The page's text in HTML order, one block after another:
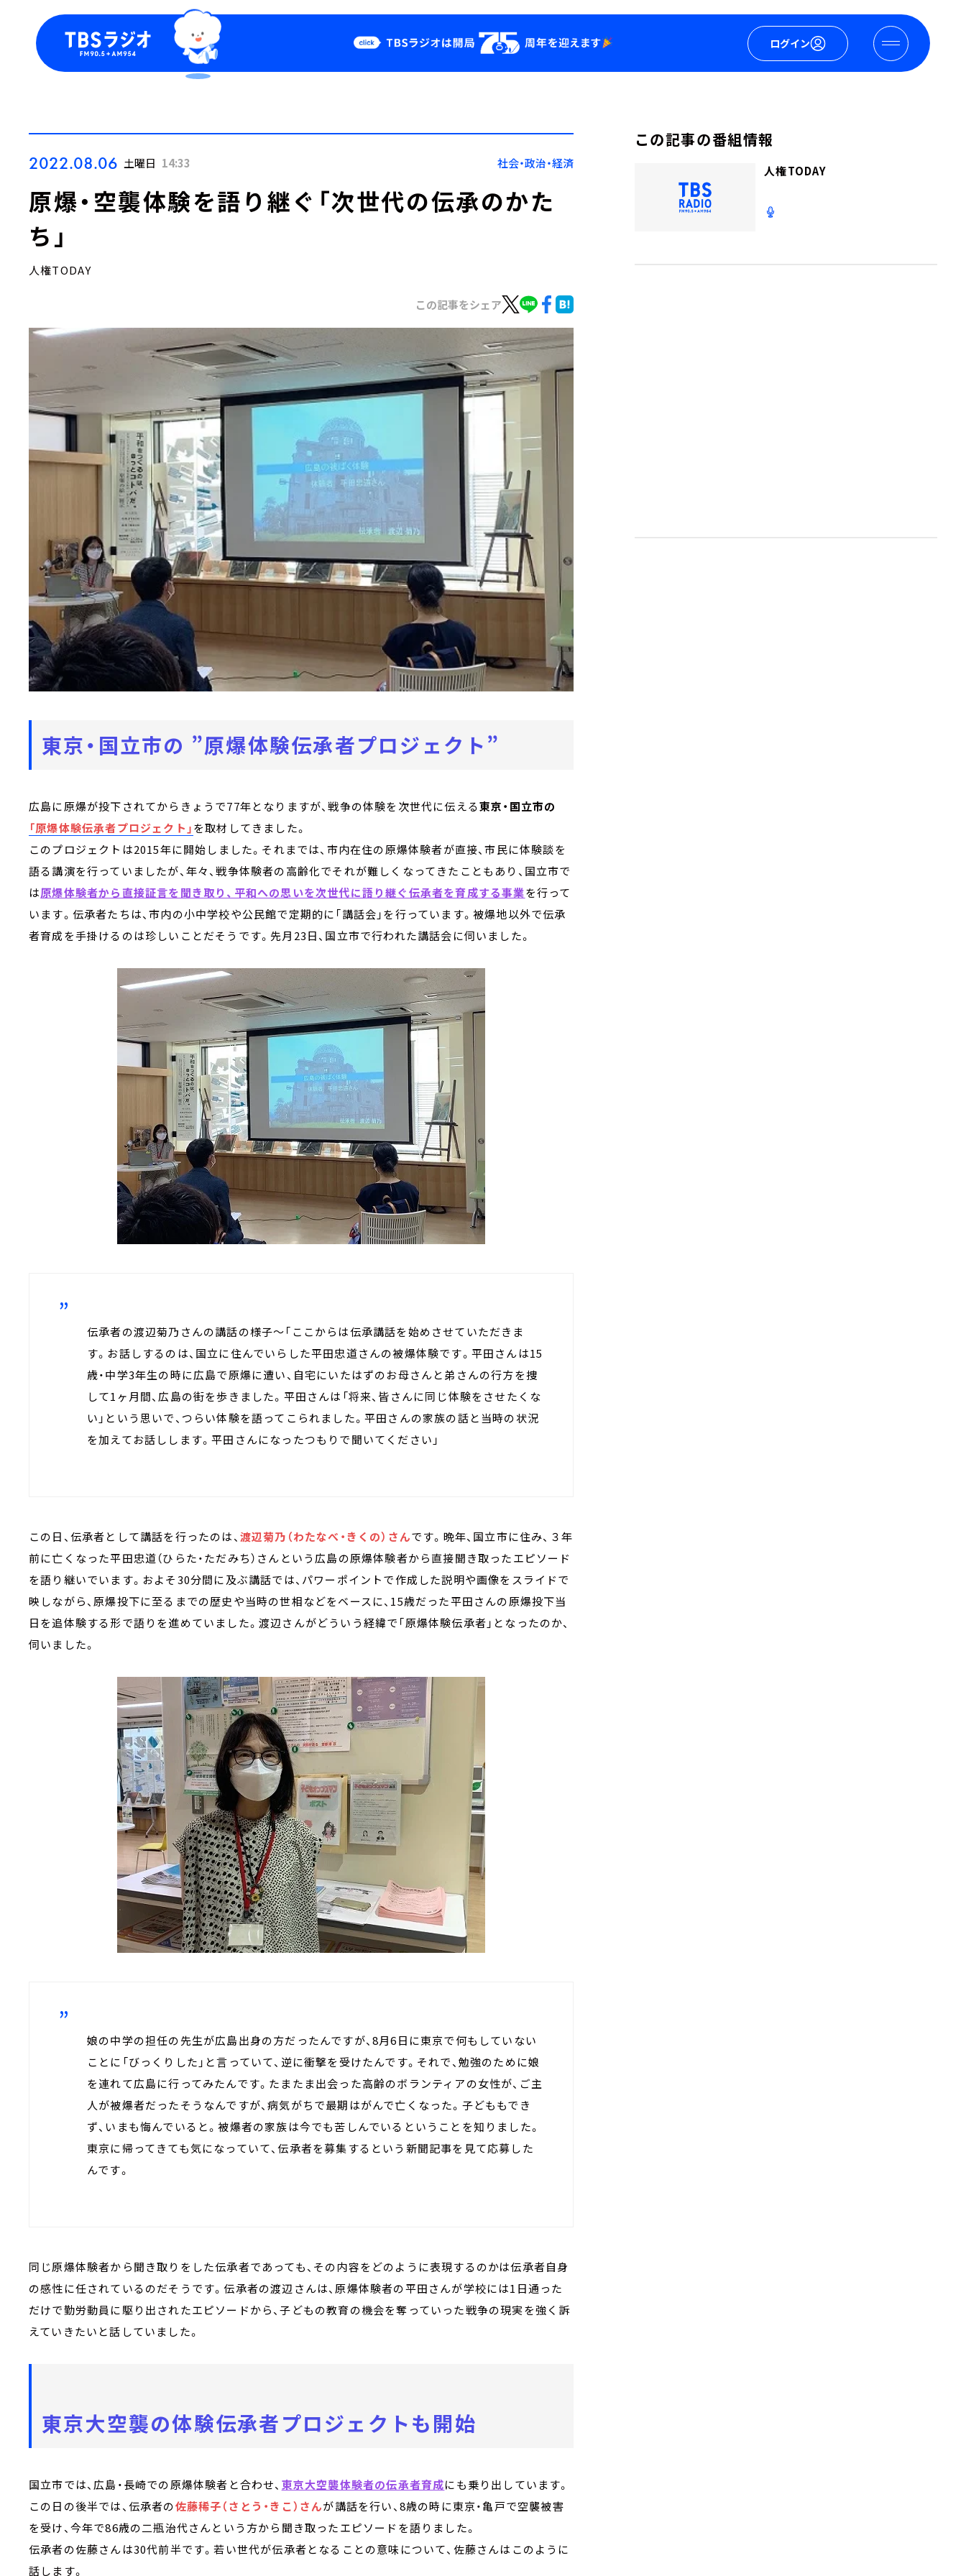
ログイン
Podcast
YouTube
会社情報
2022.08.06 土曜日 14:33 社会・政治・経済
原爆・空襲体験を語り継ぐ「次世代の伝承のかた
ち」
人権TODAY
この記事をシェア
東京・国立市の ”原爆体験伝承者プロジェクト”
広島に原爆が投下されてからきょうで77年となりますが、戦争の体験を次世代に伝える東京・国立市の
「原爆体験伝承者プロジェクト」を取材してきました。
このプロジェクトは2015年に開始しました。それまでは、市内在住の原爆体験者が直接、市民に体験談を
語る講演を行っていましたが、年々、戦争体験者の高齢化でそれが難しくなってきたこともあり、国立市で
は原爆体験者から直接証言を聞き取り、平和への思いを次世代に語り継ぐ伝承者を育成する事業を行って
います。伝承者たちは、市内の小中学校や公民館で定期的に「講話会」を行っています。被爆地以外で伝承
者育成を手掛けるのは珍しいことだそうです。先月23日、国立市で行われた講話会に伺いました。
伝承者の渡辺菊乃さんの講話の様子～「ここからは伝承講話を始めさせていただきま
す。お話しするのは、国立に住んでいらした平田忠道さんの被爆体験です。平田さんは15
歳・中学3年生の時に広島で原爆に遭い、自宅にいたはずのお母さんと弟さんの行方を捜
して1ヶ月間、広島の街を歩きました。平田さんは「将来、皆さんに同じ体験をさせたくな
い」という思いで、つらい体験を語ってこられました。平田さんの家族の話と当時の状況
を加えてお話しします。平田さんになったつもりで聞いてください」
この日、伝承者として講話を行ったのは、 渡辺菊乃（わたなべ・きくの）さんです。晩年、国立市に住み、３年
前に亡くなった平田忠道（ひらた・ただみち）さんという広島の原爆体験者から直接聞き取ったエピソード
を語り継いでいます。およそ30分間に及ぶ講話では、パワーポイントで作成した説明や画像をスライドで
映しながら、原爆投下に至るまでの歴史や当時の世相などをベースに、15歳だった平田さんの原爆投下当
日を追体験する形で語りを進めていました。渡辺さんがどういう経緯で「原爆体験伝承者」となったのか、
伺いました。
娘の中学の担任の先生が広島出身の方だったんですが、8月6日に東京で何もしていない
ことに「びっくりした」と言っていて、逆に衝撃を受けたんです。それで、勉強のために娘
を連れて広島に行ってみたんです。たまたま出会った高齢のボランティアの女性が、ご主
人が被爆者だったそうなんですが、病気がちで最期はがんで亡くなった。子どももでき
ず、いまも悔んでいると。被爆者の家族は今でも苦しんでいるということを知りました。
東京に帰ってきても気になっていて、伝承者を募集するという新聞記事を見て応募した
んです。
同じ原爆体験者から聞き取りをした伝承者であっても、その内容をどのように表現するのかは伝承者自身
の感性に任されているのだそうです。伝承者の渡辺さんは、原爆体験者の平田さんが学校には1日通った
だけで勤労動員に駆り出されたエピソードから、子どもの教育の機会を奪っていった戦争の現実を強く訴
えていきたいと話していました。
東京大空襲の体験伝承者プロジェクトも開始
国立市では、広島・長崎での原爆体験者と合わせ、 東京大空襲体験者の伝承者育成にも乗り出しています。
この日の後半では、伝承者の佐藤稀子（さとう・きこ）さんが講話を行い、8歳の時に東京・亀戸で空襲被害
を受け、今年で86歳の二瓶治代さんという方から聞き取ったエピソードを語りました。
伝承者の佐藤さんは30代前半です。若い世代が伝承者となることの意味について、佐藤さんはこのように
話します。
この記事の番組情報
人権TODAY